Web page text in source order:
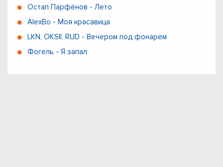
Остап Парфёнов - Лето
AlexBo - Моя красавица
LKN, OKSII, RUD - Вечером под фонарём
Фогель - Я запал